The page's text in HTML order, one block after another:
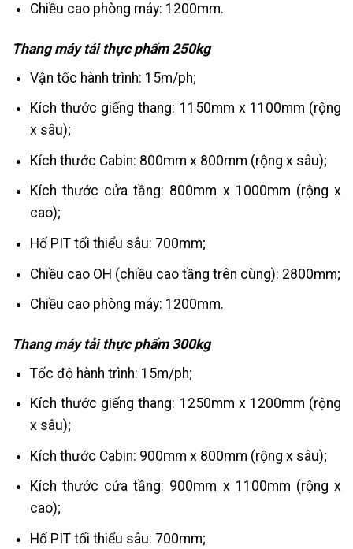
Chiều cao phòng máy: 1200mm.
Thang máy tải thực phẩm 250kg
Vận tốc hành trình: 15m/ph;
Kích thước giếng thang: 1150mm x 1100mm (rộng
x sâu);
Kích thước Cabin: 800mm x 800mm (rộng x sâu);
Kích thước cửa tầng: 800mm x 1000mm (rộng x
cao);
Hố PIT tối thiểu sâu: 700mm;
Chiều cao OH (chiều cao tầng trên cùng): 2800mm;
Chiều cao phòng máy: 1200mm.
Thang máy tải thực phẩm 300kg
Tốc độ hành trình: 15m/ph;
Kích thước giếng thang: 1250mm x 1200mm (rộng
x sâu);
Kích thước Cabin: 900mm x 800mm (rộng x sâu);
Kích thước cửa tầng: 900mm x 1100mm (rộng x
cao);
Hố PIT tối thiểu sâu: 700mm;